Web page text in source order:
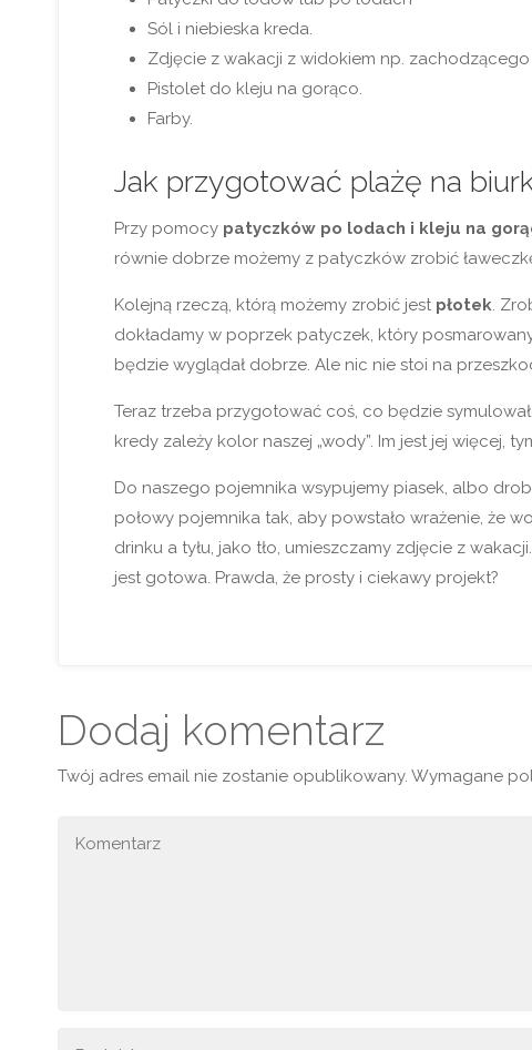
Sól i niebieska kreda.
Zdjęcie z wakacji z widokiem np. zachodzącego
Pistolet do kleju na gorąco.
Farby.
Jak przygotować plażę na
Przy pomocy patyczków po lodach i kleju na
równie dobrze możemy z patyczków zrobić
Kolejną rzeczą, którą możemy zrobić jest płotek.
dokładamy w poprzek patyczek, który
będzie wyglądał dobrze. Ale nic nie stoi na
Teraz trzeba przygotować coś, co będzie
kredy zależy kolor naszej „wody”. Im jest jej więcej,
Do naszego pojemnika wsypujemy piasek, albo
połowy pojemnika tak, aby powstało wrażenie, że
drinku a tyłu, jako tło, umieszczamy zdjęcie z
jest gotowa. Prawda, że prosty i ciekawy projekt?
Dodaj komentarz
Twój adres email nie zostanie opublikowany. Wymagane